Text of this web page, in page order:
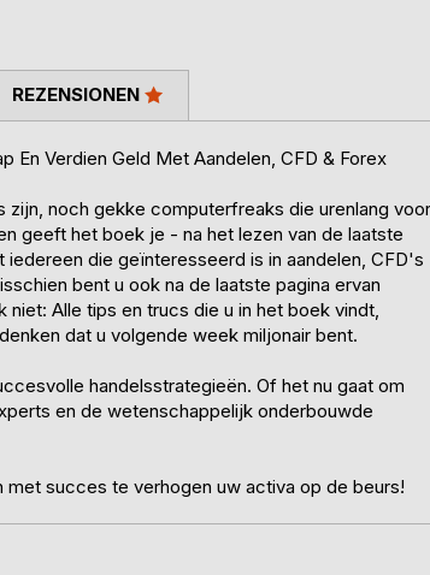
En Verdien Geld Met Aandelen, CFD & Forex
noch gekke computerfreaks die urenlang voor
geeft het boek je - na het lezen van de laatste
die geïnteresseerd is in aandelen, CFD's
bent u ook na de laatste pagina ervan
Alle tips en trucs die u in het boek vindt,
dat u volgende week miljonair bent.
handelsstrategieën. Of het nu gaat om
en de wetenschappelijk onderbouwde
succes te verhogen uw activa op de beurs!
REZENSIONEN